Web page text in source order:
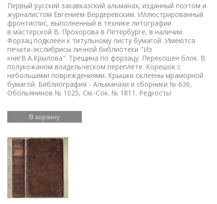
Первый русский закавказский альманах, изданный поэтом и
журналистом Евгением Вердеревским. Иллюстрированный
фронтиспис, выполненный в технике литографии
в мастерской В. Прохорова в Петербурге, в наличии.
Форзац подклеен к титульному листу бумагой. Имеются
печати-экслибрисы личной библиотеки "Из
книгВ.А.Крылова". Трещина по форзацу. Перекошен блок. В
полукожаном владельческом переплете. Корешок с
небольшими повреждениями. Крышки оклеены мраморной
бумагой. Библиография - Альманахи и сборники № 636,
Обольянинов № 1025, См.-Сок. № 1811. Редкость!
В корзину